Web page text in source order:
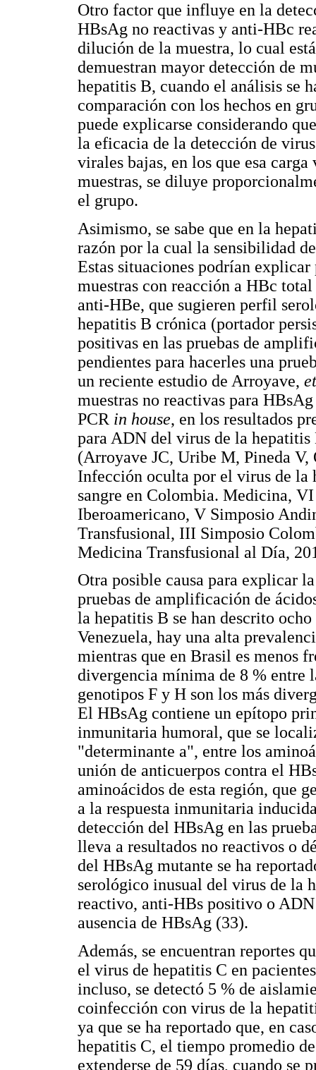
Otro factor que influye en la
HBsAg no reactivas y anti-HBc
dilución de la muestra, lo cual
demuestran mayor detección de
hepatitis B, cuando el análisis se
comparación con los hechos en
puede explicarse considerando
la eficacia de la detección de
virales bajas, en los que esa
muestras, se diluye
el grupo.
Asimismo, se sabe que en la
razón por la cual la sensibilidad
Estas situaciones podrían explicar
muestras con reacción a HBc
anti-HBe, que sugieren perfil
hepatitis B crónica (portador
positivas en las pruebas de
pendientes para hacerles una
un reciente estudio de Arroyave,
muestras no reactivas para
PCR in house, en los resultados
para ADN del virus de la
(Arroyave JC, Uribe M, Pineda
Infección oculta por el virus de la
sangre en Colombia. Medicina,
Iberoamericano, V Simposio
Transfusional, III Simposio
Medicina Transfusional al Día,
Otra posible causa para explicar
pruebas de amplificación de
la hepatitis B se han descrito
Venezuela, hay una alta
mientras que en Brasil es menos
divergencia mínima de 8 % entre
genotipos F y H son los más
El HBsAg contiene un epítopo
inmunitaria humoral, que se
"determinante a", entre los
unión de anticuerpos contra el
aminoácidos de esta región, que
a la respuesta inmunitaria
detección del HBsAg en las
lleva a resultados no reactivos o
del HBsAg mutante se ha
serológico inusual del virus de la
reactivo, anti-HBs positivo o
ausencia de HBsAg (33).
Además, se encuentran reportes
el virus de hepatitis C en
incluso, se detectó 5 % de
coinfección con virus de la
ya que se ha reportado que, en
hepatitis C, el tiempo promedio
extenderse de 59 días, cuando se